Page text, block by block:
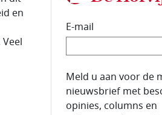
en
E-mail
E-mailadres van de
Meld u aan voor de
nieuwsbrief met
opinies, columns en